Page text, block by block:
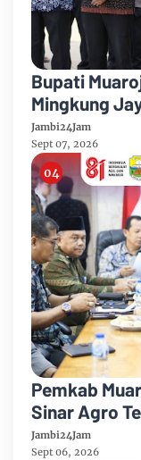
Bupati
Mingkung
Mandiri 2026
Jambi24Jam
Sept 07, 2026
Pemkab
Sinar Agro
Sipin Teluk
Jambi24Jam
Sept 06, 2026